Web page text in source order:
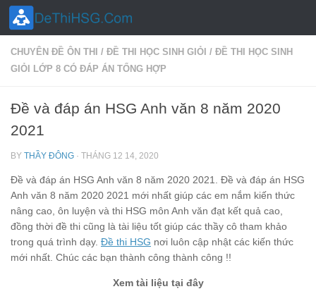
Skip to content
CHUYÊN ĐỀ ÔN THI / ĐỀ THI HỌC SINH GIỎI / ĐỀ THI HỌC SINH
GIỎI LỚP 8 CÓ ĐÁP ÁN TỔNG HỢP
Đề và đáp án HSG Anh văn 8 năm 2020
2021
BY THẦY ĐÔNG · THÁNG 12 14, 2020
Đề và đáp án HSG Anh văn 8 năm 2020 2021. Đề và đáp án HSG
Anh văn 8 năm 2020 2021 mới nhất giúp các em nắm kiến thức
nâng cao, ôn luyện và thi HSG môn Anh văn đạt kết quả cao,
đồng thời đề thi cũng là tài liệu tốt giúp các thầy cô tham khảo
trong quá trình dạy. Đề thi HSG nơi luôn cập nhật các kiến thức
mới nhất. Chúc các bạn thành công thành công !!
Xem tài liệu tại đây